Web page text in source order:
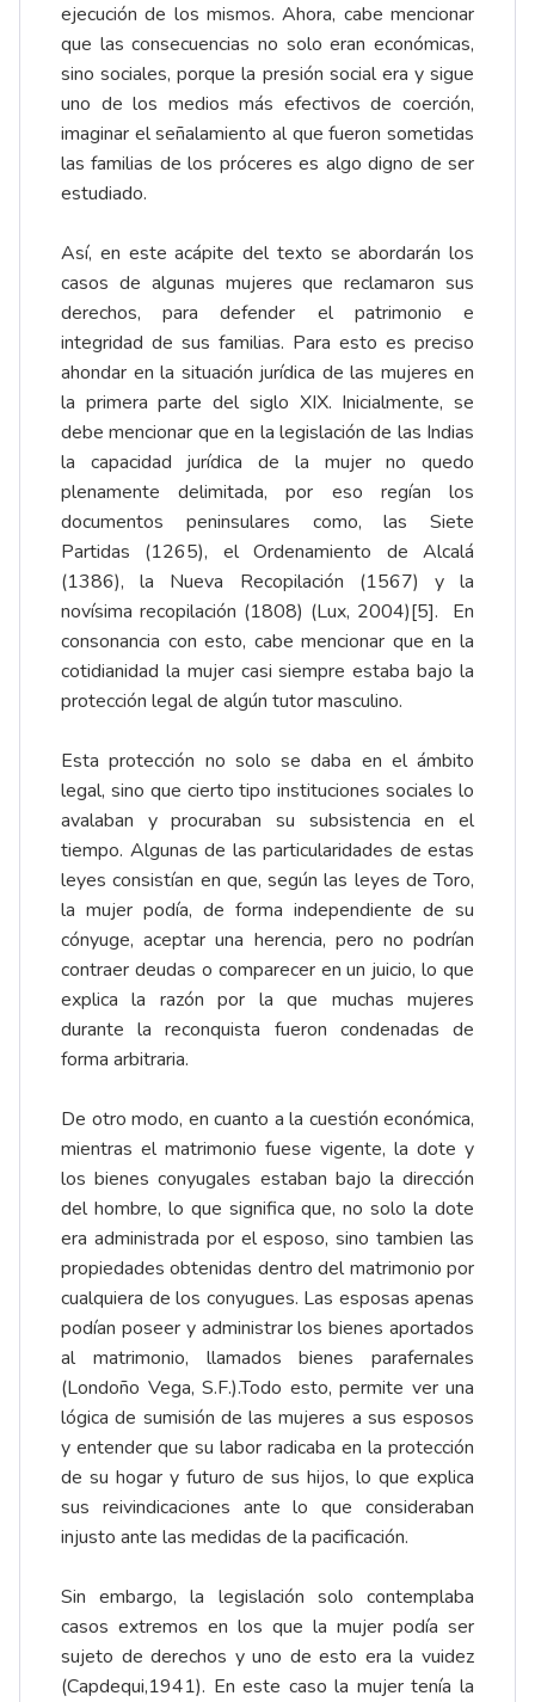
ejecución de los mismos. Ahora, cabe mencionar
que las consecuencias no solo eran económicas,
sino sociales, porque la presión social era y sigue
uno de los medios más efectivos de coerción,
imaginar el señalamiento al que fueron sometidas
las familias de los próceres es algo digno de ser
estudiado.
Así, en este acápite del texto se abordarán los
casos de algunas mujeres que reclamaron sus
derechos, para defender el patrimonio e
integridad de sus familias. Para esto es preciso
ahondar en la situación jurídica de las mujeres en
la primera parte del siglo XIX. Inicialmente, se
debe mencionar que en la legislación de las Indias
la capacidad jurídica de la mujer no quedo
plenamente delimitada, por eso regían los
documentos peninsulares como, las Siete
Partidas (1265), el Ordenamiento de Alcalá
(1386), la Nueva Recopilación (1567) y la
novísima recopilación (1808) (Lux, 2004)[5]. En
consonancia con esto, cabe mencionar que en la
cotidianidad la mujer casi siempre estaba bajo la
protección legal de algún tutor masculino.
Esta protección no solo se daba en el ámbito
legal, sino que cierto tipo instituciones sociales lo
avalaban y procuraban su subsistencia en el
tiempo. Algunas de las particularidades de estas
leyes consistían en que, según las leyes de Toro,
la mujer podía, de forma independiente de su
cónyuge, aceptar una herencia, pero no podrían
contraer deudas o comparecer en un juicio, lo que
explica la razón por la que muchas mujeres
durante la reconquista fueron condenadas de
forma arbitraria.
De otro modo, en cuanto a la cuestión económica,
mientras el matrimonio fuese vigente, la dote y
los bienes conyugales estaban bajo la dirección
del hombre, lo que significa que, no solo la dote
era administrada por el esposo, sino tambien las
propiedades obtenidas dentro del matrimonio por
cualquiera de los conyugues. Las esposas apenas
podían poseer y administrar los bienes aportados
al matrimonio, llamados bienes parafernales
(Londoño Vega, S.F.).Todo esto, permite ver una
lógica de sumisión de las mujeres a sus esposos
y entender que su labor radicaba en la protección
de su hogar y futuro de sus hijos, lo que explica
sus reivindicaciones ante lo que consideraban
injusto ante las medidas de la pacificación.
Sin embargo, la legislación solo contemplaba
casos extremos en los que la mujer podía ser
sujeto de derechos y uno de esto era la vuidez
(Capdequi,1941). En este caso la mujer tenía la